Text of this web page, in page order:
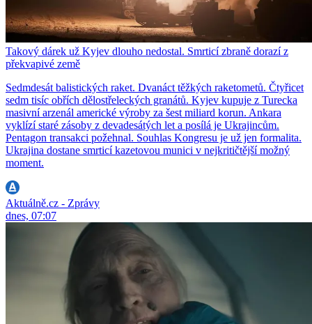
Takový dárek už Kyjev dlouho nedostal. Smrticí zbraně dorazí z
překvapivé země
Sedmdesát balistických raket. Dvanáct těžkých raketometů. Čtyřicet
sedm tisíc obřích dělostřeleckých granátů. Kyjev kupuje z Turecka
masivní arzenál americké výroby za šest miliard korun. Ankara
vyklízí staré zásoby z devadesátých let a posílá je Ukrajincům.
Pentagon transakci požehnal. Souhlas Kongresu je už jen formalita.
Ukrajina dostane smrticí kazetovou munici v nejkritičtější možný
moment.
Aktuálně.cz - Zprávy
dnes, 07:07